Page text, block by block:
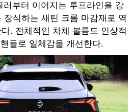
러부터 이어지는 루프라인을 강
장식하는 새틴 크롬 마감재로 역
. 전체적인 차체 볼륨도 인상적
들로 일체감을 개선한다.